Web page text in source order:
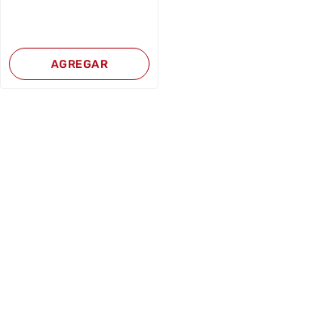
AGREGAR